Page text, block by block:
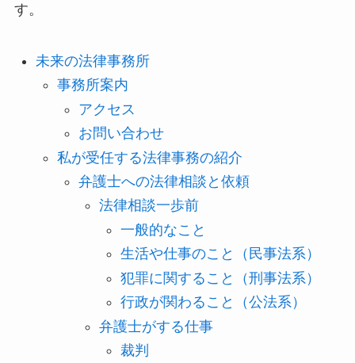
す。
未来の法律事務所
事務所案内
アクセス
お問い合わせ
私が受任する法律事務の紹介
弁護士への法律相談と依頼
法律相談一歩前
一般的なこと
生活や仕事のこと（民事法系）
犯罪に関すること（刑事法系）
行政が関わること（公法系）
弁護士がする仕事
裁判